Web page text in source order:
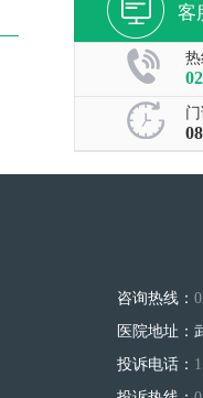
客
咨询热线：
医院地址：
投诉电话：